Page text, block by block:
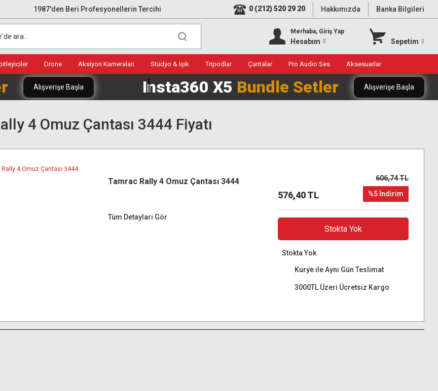
1987'den Beri Profesyonellerin Tercihi 0 (212) 520 29 20 Hakkımızda Banka Bilgileri
Merhaba, Giriş Yap
Hesabım Sepetim
Drone Aksiyon Kameraları Stüdyo & Işık Tripodlar Çantalar Pro Audio Ses Aksesuarlar
Alışverişe Başla Insta360 X5 Bundle Setler Alışverişe Başla
4 Omuz Çantası 3444 Fiyatı
Tamrac Rally 4 Omuz Çantası 3444
Tüm Detayları Gör
576,40 TL
606,74 TL
%5 İndirim
Stokta Yok
Stokta Yok
Kurye ile Aynı Gün Teslimat
3000TL Üzeri Ücretsiz Kargo